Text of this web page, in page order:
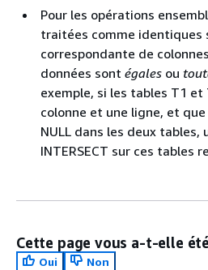
Pour les opérations
traitées comme identiques
correspondante de
données sont égales ou
exemple, si les tables T1
colonne et une ligne, et
NULL dans les deux tables,
INTERSECT sur ces tables
Cette page vous a-t-elle
Oui
Non